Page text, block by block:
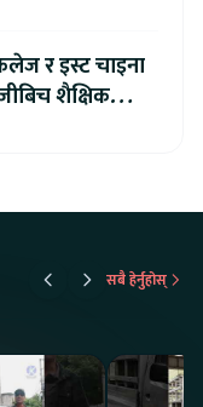
र इस्ट चाइना
शैक्षिक
सबै हेर्नुहोस्